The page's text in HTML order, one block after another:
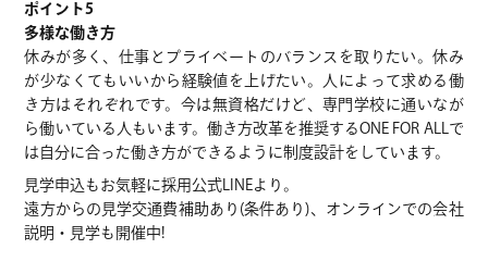
ポイント5
多様な働き方
休みが多く、仕事とプライベートのバランスを取りたい。休み
が少なくてもいいから経験値を上げたい。人によって求める働
き方はそれぞれです。今は無資格だけど、専門学校に通いなが
ら働いている人もいます。働き方改革を推奨するONE FOR ALLで
は自分に合った働き方ができるように制度設計をしています。
見学申込もお気軽に採用公式LINEより。
遠方からの見学交通費補助あり(条件あり)、オンラインでの会社
説明・見学も開催中!